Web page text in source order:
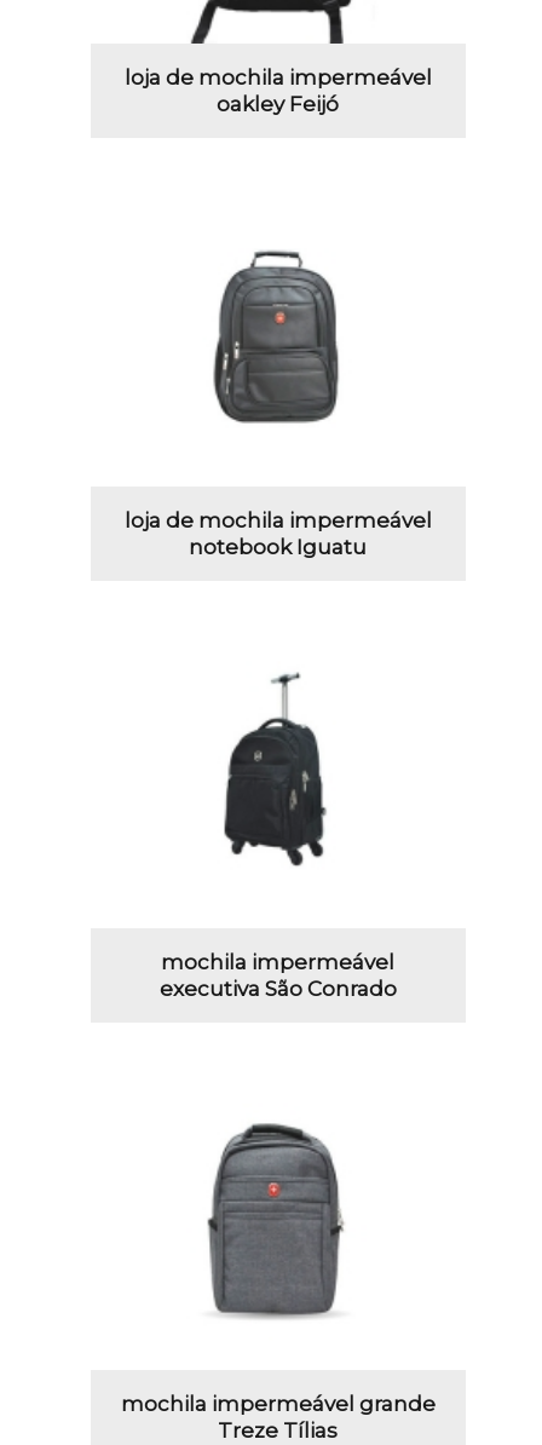
loja de mochila impermeável
oakley Feijó
loja de mochila impermeável
notebook Iguatu
mochila impermeável
executiva São Conrado
mochila impermeável grande
Treze Tílias